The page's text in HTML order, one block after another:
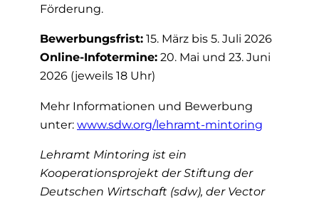
Förderung.
Bewerbungsfrist: 15. März bis 5. Juli 2026
Online‑Infotermine: 20. Mai und 23. Juni
2026 (jeweils 18 Uhr)
Mehr Informationen und Bewerbung
unter: www.sdw.org/lehramt-mintoring
Lehramt Mintoring ist ein
Kooperationsprojekt der Stiftung der
Deutschen Wirtschaft (sdw), der Vector